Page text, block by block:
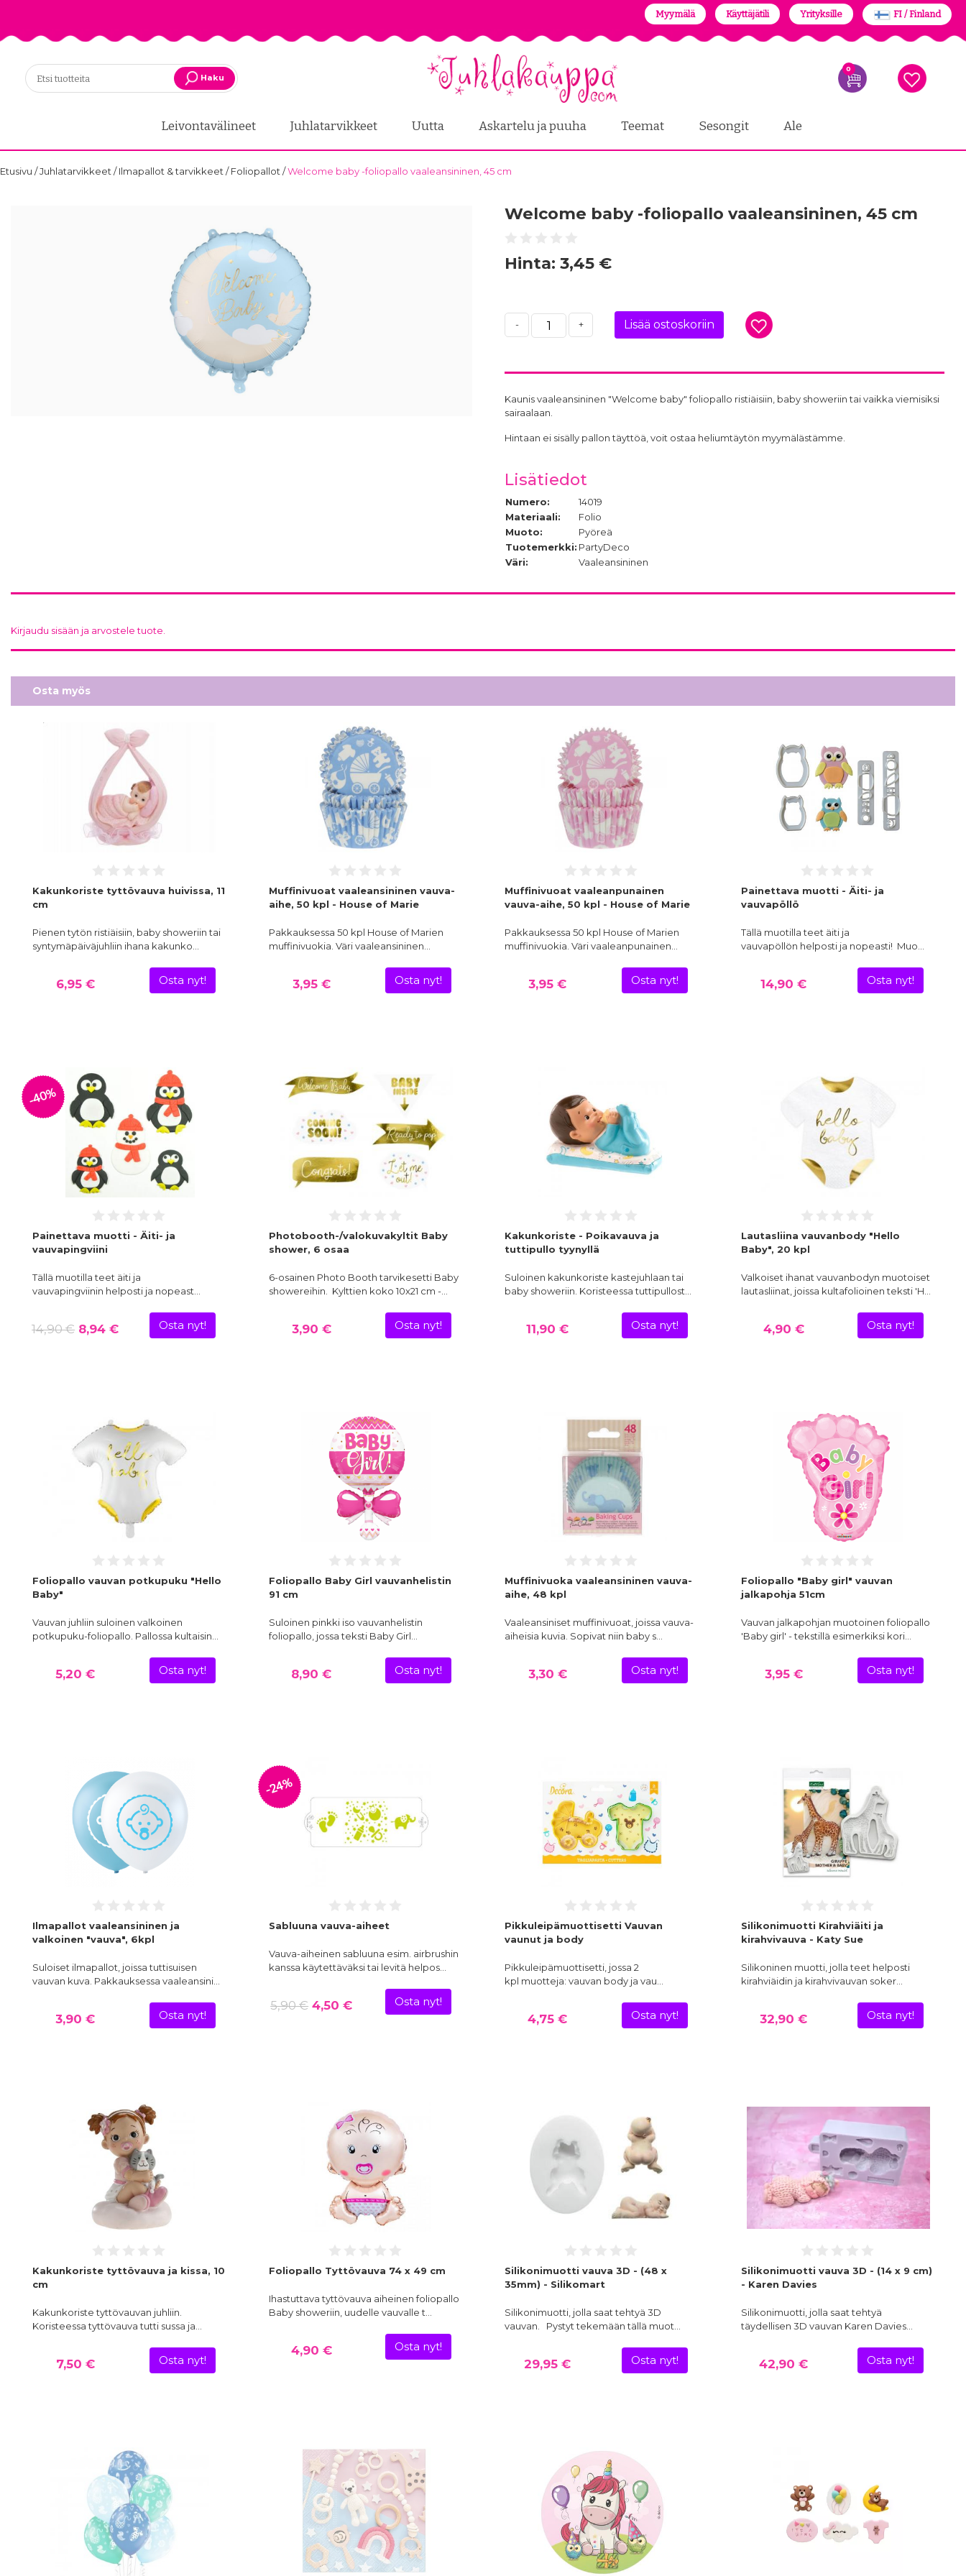
Myymälä Käyttäjätili Yrityksille FI / Finland
Haku
0
Leivontavälineet Juhlatarvikkeet Uutta Askartelu ja puuha Teemat Sesongit Ale
Etusivu /Juhlatarvikkeet /Ilmapallot & tarvikkeet /Foliopallot /Welcome baby -foliopallo vaaleansininen, 45 cm
Welcome baby -foliopallo vaaleansininen, 45 cm
Hinta: 3,45 €
- + Lisää ostoskoriin
Kaunis vaaleansininen "Welcome baby" foliopallo ristiäisiin, baby showeriin tai vaikka viemisiksi
sairaalaan.
Hintaan ei sisälly pallon täyttöä, voit ostaa heliumtäytön myymälästämme.
Lisätiedot
Numero:
14019
Materiaali:
Folio
Muoto:
Pyöreä
Tuotemerkki: PartyDeco
Väri:
Vaaleansininen
Kirjaudu sisään ja arvostele tuote.
Osta myös
Kakunkoriste tyttövauva huivissa, 11
cm
Pienen tytön ristiäisiin, baby showeriin tai
syntymäpäiväjuhliin ihana kakunko…
6,95 € Osta nyt!
Muffinivuoat vaaleansininen vauva-
aihe, 50 kpl - House of Marie
Pakkauksessa 50 kpl House of Marien
muffinivuokia. Väri vaaleansininen…
3,95 € Osta nyt!
Muffinivuoat vaaleanpunainen
vauva-aihe, 50 kpl - House of Marie
Pakkauksessa 50 kpl House of Marien
muffinivuokia. Väri vaaleanpunainen…
3,95 € Osta nyt!
Painettava muotti - Äiti- ja
vauvapöllö
Tällä muotilla teet äiti ja
vauvapöllön helposti ja nopeasti! Muo…
14,90 € Osta nyt!
-40%
Painettava muotti - Äiti- ja
vauvapingviini
Tällä muotilla teet äiti ja
vauvapingviinin helposti ja nopeast…
14,90 € 8,94 € Osta nyt!
Photobooth-/valokuvakyltit Baby
shower, 6 osaa
6-osainen Photo Booth tarvikesetti Baby
showereihin. Kylttien koko 10x21 cm -…
3,90 € Osta nyt!
Kakunkoriste - Poikavauva ja
tuttipullo tyynyllä
Suloinen kakunkoriste kastejuhlaan tai
baby showeriin. Koristeessa tuttipullost…
11,90 € Osta nyt!
Lautasliina vauvanbody "Hello
Baby", 20 kpl
Valkoiset ihanat vauvanbodyn muotoiset
lautasliinat, joissa kultafolioinen teksti 'H…
4,90 € Osta nyt!
Foliopallo vauvan potkupuku "Hello
Baby"
Vauvan juhliin suloinen valkoinen
potkupuku-foliopallo. Pallossa kultaisin…
5,20 € Osta nyt!
Foliopallo Baby Girl vauvanhelistin
91 cm
Suloinen pinkki iso vauvanhelistin
foliopallo, jossa teksti Baby Girl…
8,90 € Osta nyt!
Muffinivuoka vaaleansininen vauva-
aihe, 48 kpl
Vaaleansiniset muffinivuoat, joissa vauva-
aiheisia kuvia. Sopivat niin baby s…
3,30 € Osta nyt!
Foliopallo "Baby girl" vauvan
jalkapohja 51cm
Vauvan jalkapohjan muotoinen foliopallo
'Baby girl' - tekstillä esimerkiksi kori…
3,95 € Osta nyt!
Ilmapallot vaaleansininen ja
valkoinen "vauva", 6kpl
Suloiset ilmapallot, joissa tuttisuisen
vauvan kuva. Pakkauksessa vaaleansini…
3,90 € Osta nyt!
-24%
Sabluuna vauva-aiheet
Vauva-aiheinen sabluuna esim. airbrushin
kanssa käytettäväksi tai levitä helpos…
5,90 € 4,50 € Osta nyt!
Pikkuleipämuottisetti Vauvan
vaunut ja body
Pikkuleipämuottisetti, jossa 2
kpl muotteja: vauvan body ja vau…
4,75 € Osta nyt!
Silikonimuotti Kirahviäiti ja
kirahvivauva - Katy Sue
Silikoninen muotti, jolla teet helposti
kirahviäidin ja kirahvivauvan soker…
32,90 € Osta nyt!
Kakunkoriste tyttövauva ja kissa, 10
cm
Kakunkoriste tyttövauvan juhliin.
Koristeessa tyttövauva tutti sussa ja…
7,50 € Osta nyt!
Foliopallo Tyttövauva 74 x 49 cm
Ihastuttava tyttövauva aiheinen foliopallo
Baby showeriin, uudelle vauvalle t…
4,90 € Osta nyt!
Silikonimuotti vauva 3D - (48 x
35mm) - Silikomart
Silikonimuotti, jolla saat tehtyä 3D
vauvan. Pystyt tekemään tällä muot…
29,95 € Osta nyt!
Silikonimuotti vauva 3D - (14 x 9 cm)
- Karen Davies
Silikonimuotti, jolla saat tehtyä
täydellisen 3D vauvan Karen Davies…
42,90 € Osta nyt!